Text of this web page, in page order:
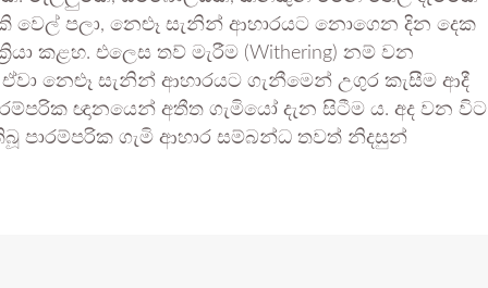
වෙල් පලා, නෙළූ සැනින් ආහාරයට නොගෙන දින දෙක
කළහ. එලෙස තව් මැරීම (Withering) නම් වන
නෙළූ සැනින් ආහාරයට ගැනීමෙන් උගුර කැසීම ආදී
ඥානයෙන් අතීත ගැමියෝ දැන සිටීම ය. අද වන විට
පාරම්පරික ගැමි ආහාර සම්බන්ධ තවත් නිදසුන්